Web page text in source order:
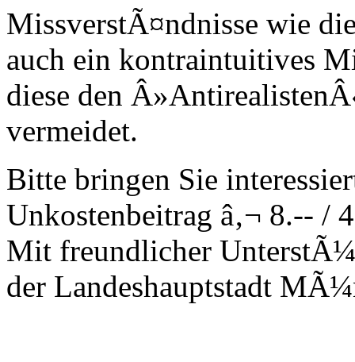
MissverstÃ¤ndnisse wie
auch ein kontraintuitives
diese den
vermeidet.
Bitte bringen Sie
Unkostenbeitrag â‚¬ 8.-- /
Mit freundlicher
der Landeshauptstadt